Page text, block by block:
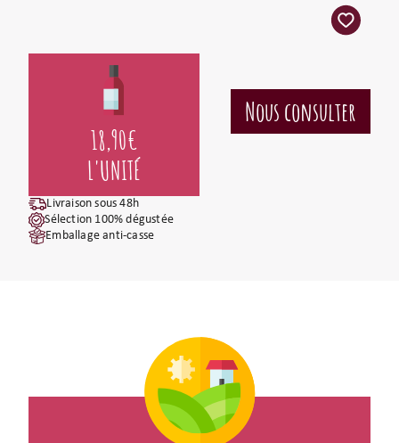
18,90€
L'UNITÉ
Livraison sous 48h
Sélection 100% dégustée
Emballage anti-casse